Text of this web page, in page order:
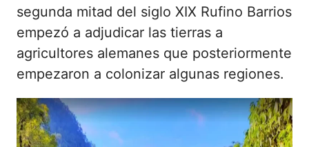
segunda mitad del siglo XIX Rufino Barrios
empezó a adjudicar las tierras a
agricultores alemanes que posteriormente
empezaron a colonizar algunas regiones.